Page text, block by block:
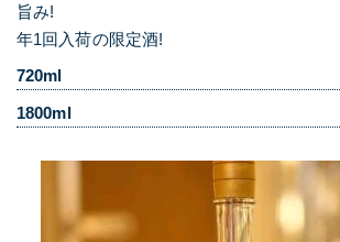
旨み!
年1回入荷の限定酒!
720ml
1800ml